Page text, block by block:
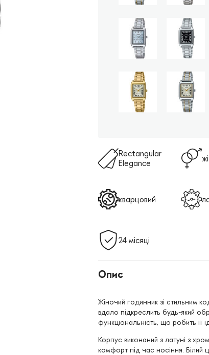
Rectangular
Elegance
кварцовий
24 місяці
Опис
Жіночий годинник зі стильним
вдало підкреслить будь-який
функціональність, що робить її
Корпус виконаний з латуні з
комфорт під час носіння. Білий